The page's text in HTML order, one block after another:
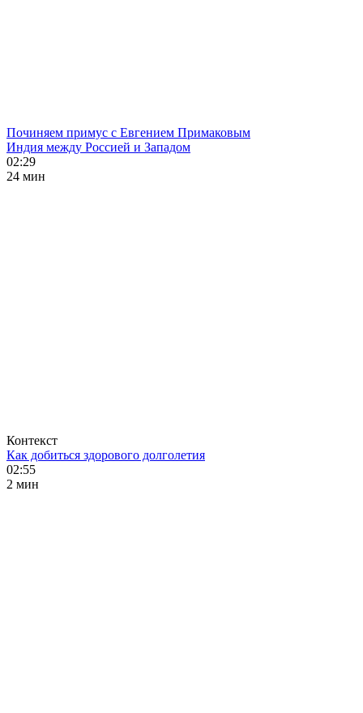
Починяем примус с Евгением Примаковым
Индия между Россией и Западом
02:29
24 мин
Контекст
Как добиться здорового долголетия
02:55
2 мин